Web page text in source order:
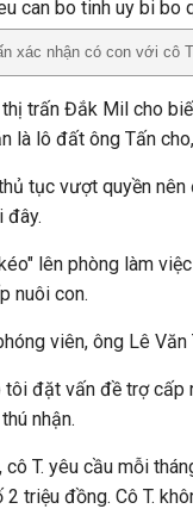
xác nhận có con với cô
thị trấn Đắk Mil cho
là lô đất ông Tấn
tục vượt quyền
đây.
lên phòng làm
nuôi con.
viên, ông Lê
tôi đặt vấn đề trợ cấp
nhận.
cô T. yêu cầu mỗi
triệu đồng. Cô T.